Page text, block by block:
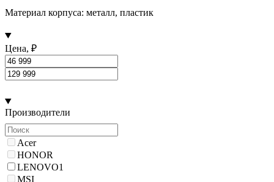
Материал корпуса: металл, пластик
Цена, ₽
Производители
Acer
HONOR
LENOVO1
MSI